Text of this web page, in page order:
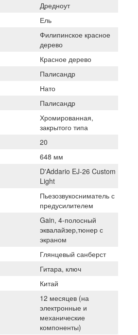
Дредноут
Ель
Филипинское красное
дерево
Красное дерево
Палисандр
Нато
Палисандр
Хромированная,
закрытого типа
20
648 мм
D'Addario EJ-26 Custom
Light
Пьезозвукосниматель с
предусилителем
Gain, 4-полосный
эквалайзер,тюнер с
экраном
Глянцевый санберст
Гитара, ключ
Китай
12 месяцев (на
электронные и
механические
компоненты)